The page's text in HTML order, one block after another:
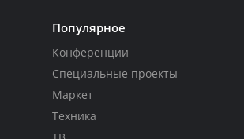
Популярное
Конференции
Специальные проекты
Маркет
Техника